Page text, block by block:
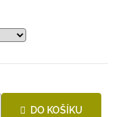
DO KOŠÍKU